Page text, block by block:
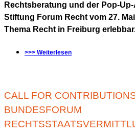
Rechtsberatung und der Pop-
Stiftung Forum Recht vom 27.
Thema Recht in Freiburg
>>> Weiterlesen
CALL FOR
BUNDESFORUM